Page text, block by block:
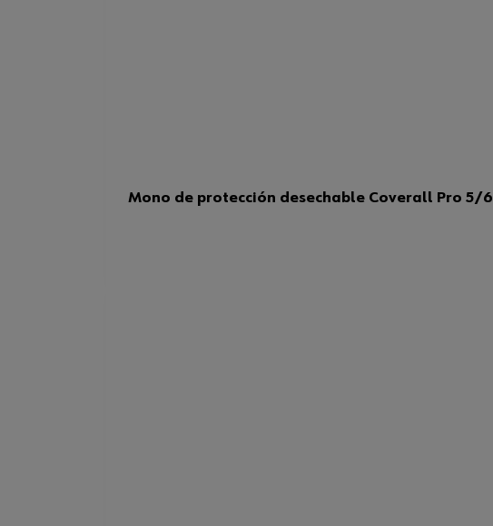
Mono de protección desechable Coverall Pro 5/6